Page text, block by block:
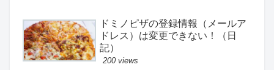
ドミノピザの登録情報（メールア
ドレス）は変更できない！（日
記）
200 views